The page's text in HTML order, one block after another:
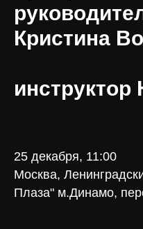
Кристина
25 декабря, 11:00
Москва,
Плаза" м.Динамо,